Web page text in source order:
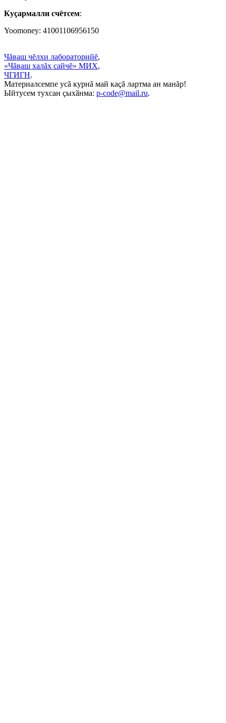
Куçармалли счётсем:
Yoomoney: 41001106956150
Чăваш чĕлхи лабораторийĕ,
«Чăваш халăх сайчĕ» МИХ,
ЧГИГН.
Материалсемпе усă курнă май каçă лартма ан манăр!
Ыйтусем тухсан ҫыхӑнма: p-code@mail.ru.